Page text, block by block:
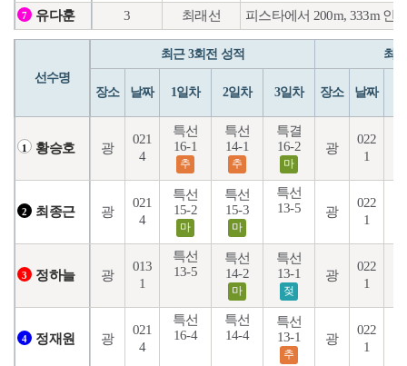
7 유다훈 3 최래선 피스타에서 200m, 333m 인
선수명
최근 3회전 성적 최
장소 날짜 1일차 2일차 3일차 장소 날짜
1 황승호 광
021
4
특선
16-1
추
특선
14-1
추
특결
16-2
마
광
022
1
2 최종근 광
021
4
특선
15-2
마
특선
15-3
마
특선
13-5
광
022
1
3 정하늘 광
013
1
특선
13-5
특선
14-2
마
특선
13-1
젖
광
022
1
4 정재원 광
021
4
특선
16-4
특선
14-4
특선
13-1
추
광
022
1